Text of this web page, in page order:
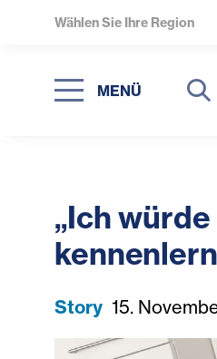
Wählen Sie Ihre Region
MENÜ
Suche
Suche
„Ich
Story 15.